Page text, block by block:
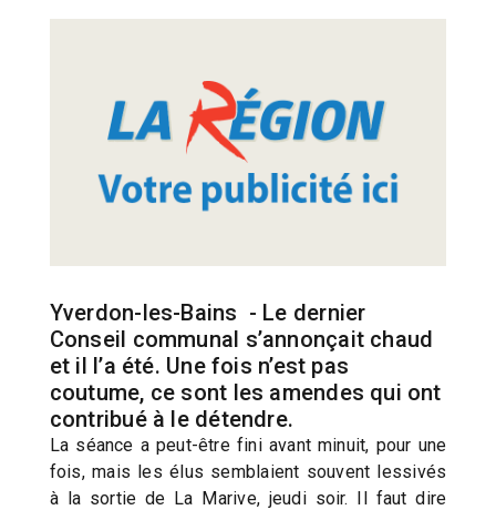
Yverdon-les-Bains - Le dernier
Conseil communal s’annonçait chaud
et il l’a été. Une fois n’est pas
coutume, ce sont les amendes qui ont
contribué à le détendre.
La séance a peut-être fini avant minuit, pour une
fois, mais les élus semblaient souvent lessivés
à la sortie de La Marive, jeudi soir. Il faut dire